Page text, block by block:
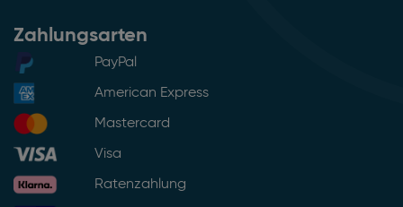
Zahlungsarten
PayPal
American Express
Mastercard
Visa
Ratenzahlung